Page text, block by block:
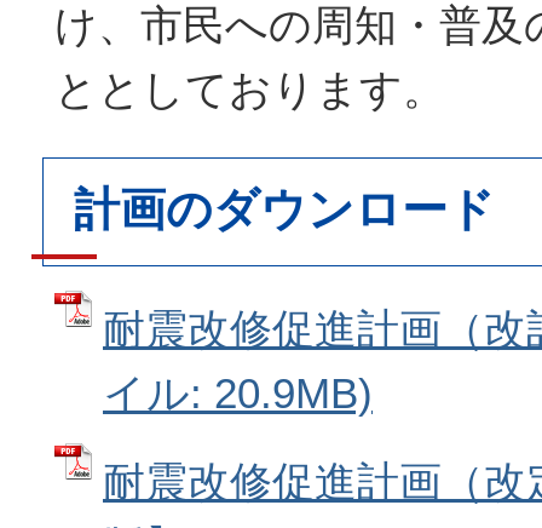
け、市民への周知・普
ととしております。
計画のダウンロード
耐震改修促進計画（
イル: 20.9MB)
耐震改修促進計画（改